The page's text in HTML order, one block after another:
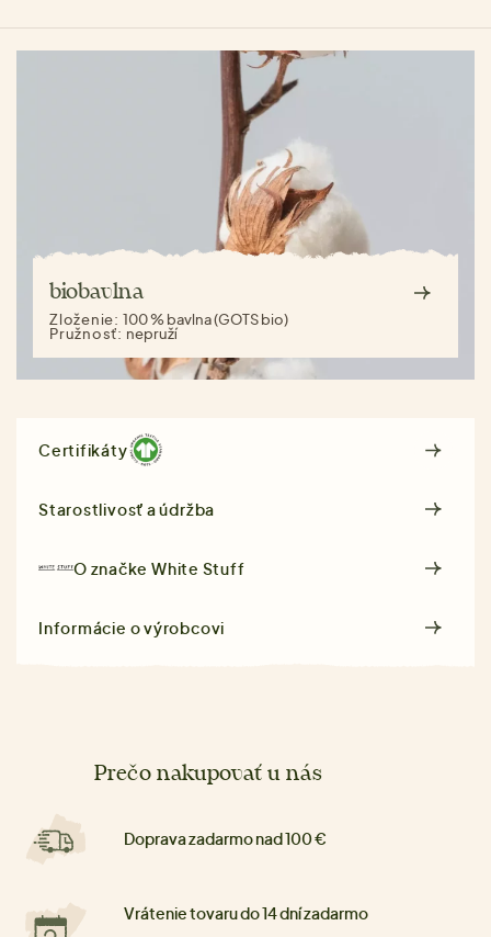
biobavlna
Zloženie: 100 % bavlna (GOTS bio)
Pružnosť: nepruží
Certifikáty
Starostlivosť a údržba
O značkeWhite Stuff
Informácie o výrobcovi
Prečo nakupovať u nás
Doprava zadarmo nad 100 €
Vrátenie tovaru do 14 dní zadarmo